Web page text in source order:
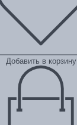
Добавить в корзину